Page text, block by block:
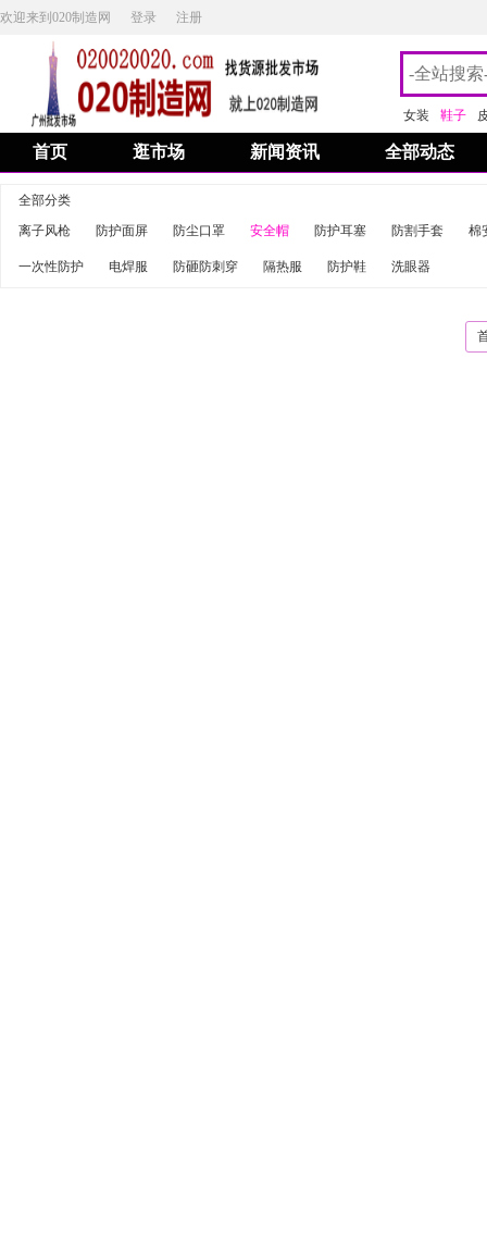
欢迎来到020制造网 登录 注册
女装 鞋子
首页 逛市场 新闻资讯 全部动态
全部分类
离子风枪
防护面屏 防尘口罩 安全帽 防护耳塞 防割手套 棉
一次性防护 电焊服 防砸防刺穿 隔热服 防护鞋 洗眼器